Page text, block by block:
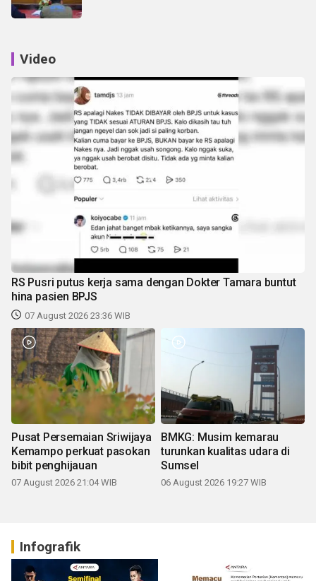
Video
RS Pusri putus kerja sama dengan Dokter Tamara buntut
hina pasien BPJS
07 August 2026 23:36 WIB
Pusat Persemaian Sriwijaya
Kemampo perkuat pasokan
bibit penghijauan
07 August 2026 21:04 WIB
BMKG: Musim kemarau
turunkan kualitas udara di
Sumsel
06 August 2026 19:27 WIB
Infografik